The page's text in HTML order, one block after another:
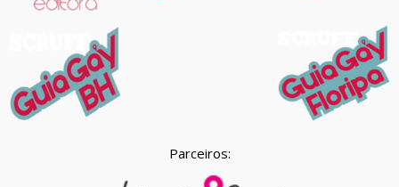
Parceiros: